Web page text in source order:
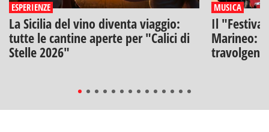
ESPERIENZE
La Sicilia del vino diventa viaggio:
tutte le cantine aperte per "Calici di
Stelle 2026"
MUSICA
Il
Marineo: